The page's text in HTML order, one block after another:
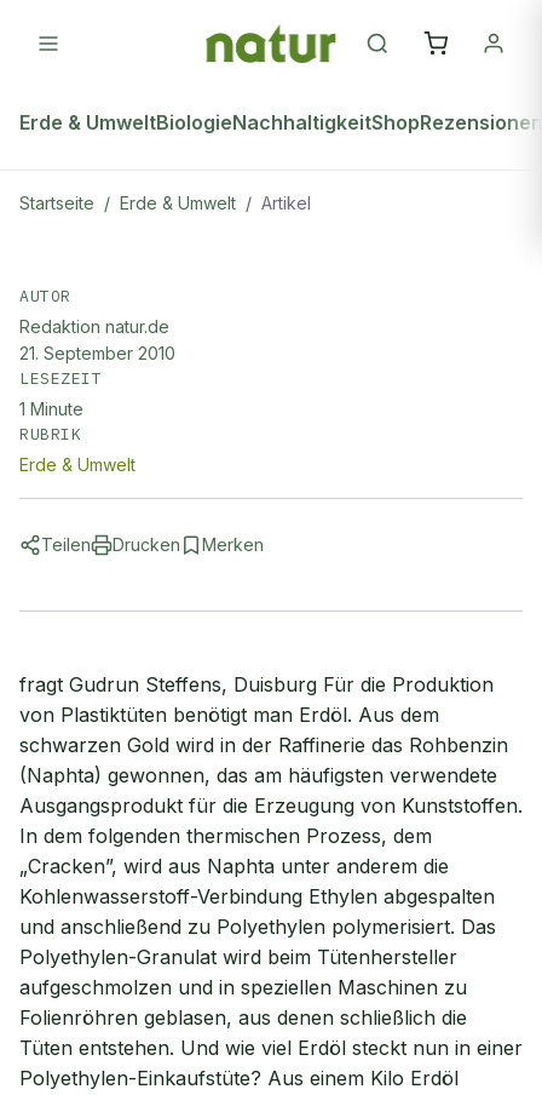
Erde & UmweltBiologieNachhaltigkeitShopRezensionen
Startseite / Erde & Umwelt / Artikel
Wie viel ÖL STECKT IN
PlastikTÜTEn?
AUTOR
Redaktion natur.de
21. September 2010
LESEZEIT
1 Minute
RUBRIK
Erde & Umwelt
Teilen Drucken Merken
fragt Gudrun Steffens, Duisburg Für die Produktion
von Plastiktüten benötigt man Erdöl. Aus dem
schwarzen Gold wird in der Raffinerie das Rohbenzin
(Naphta) gewonnen, das am häufigsten verwendete
Ausgangsprodukt für die Erzeugung von Kunststoffen.
In dem folgenden thermischen Prozess, dem
„Cracken”, wird aus Naphta unter anderem die
Kohlenwasserstoff-Verbindung Ethylen abgespalten
und anschließend zu Polyethylen polymerisiert. Das
Polyethylen-Granulat wird beim Tütenhersteller
aufgeschmolzen und in speziellen Maschinen zu
Folienröhren geblasen, aus denen schließlich die
Tüten entstehen. Und wie viel Erdöl steckt nun in einer
Polyethylen-Einkaufstüte? Aus einem Kilo Erdöl